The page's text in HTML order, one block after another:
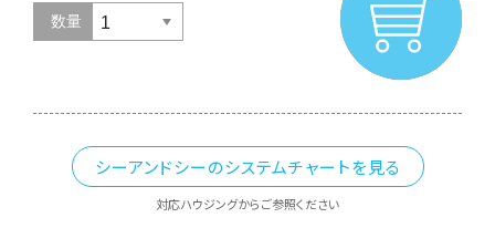
数量
シーアンドシーのシステムチャートを見る
対応ハウジングからご参照ください